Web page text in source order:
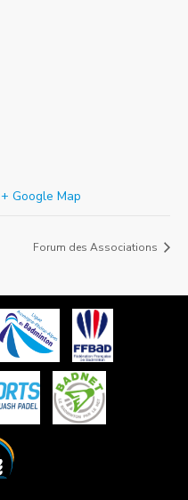
+ Google Map
Forum des Associations